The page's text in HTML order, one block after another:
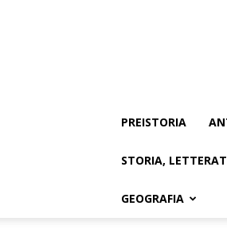
PREISTORIA
STORIA,
GEOGRAFIA